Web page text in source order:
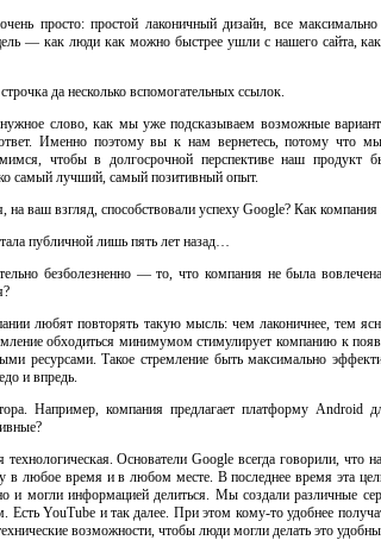
просто: простой лаконичный дизайн, все максимально
— как люди как можно быстрее ушли с нашего сайта,
да несколько вспомогательных ссылок.
слово, как мы уже подсказываем возможные
Именно поэтому вы к нам вернетесь, потому что мы
чтобы в долгосрочной перспективе наш продукт
самый лучший, самый позитивный опыт.
ваш взгляд, способствовали успеху Google? Как компания
публичной лишь пять лет назад…
безболезненно — то, что компания не была
любят повторять такую мысль: чем лаконичнее, тем
обходиться минимумом стимулирует компанию к
ресурсами. Такое стремление быть максимально
и впредь.
Например, компания предлагает платформу Android
Основатели Google всегда говорили, что
время и в любом месте. В последнее время эта цель
могли информацией делиться. Мы создали различные
Есть YouTube и так далее. При этом кому-тоудобнее
возможности, чтобы люди могли делать это